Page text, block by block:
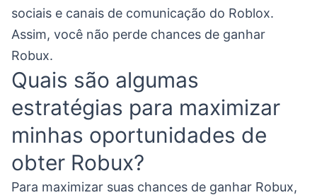
sociais e canais de comunicação do Roblox.
Assim, você não perde chances de ganhar
Robux.
Quais são algumas
estratégias para maximizar
minhas oportunidades de
obter Robux?
Para maximizar suas chances de ganhar Robux,